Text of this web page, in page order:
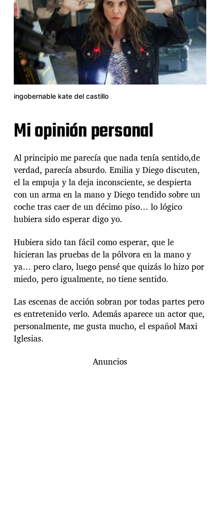
ingobernable kate del castillo
Mi opinión personal
Al principio me parecía que nada tenía sentido,de
verdad, parecía absurdo. Emilia y Diego discuten,
el la empuja y la deja inconsciente, se despierta
con un arma en la mano y Diego tendido sobre un
coche tras caer de un décimo piso… lo lógico
hubiera sido esperar digo yo.
Hubiera sido tan fácil como esperar, que le
hicieran las pruebas de la pólvora en la mano y
ya… pero claro, luego pensé que quizás lo hizo por
miedo, pero igualmente, no tiene sentido.
Las escenas de acción sobran por todas partes pero
es entretenido verlo. Además aparece un actor que,
personalmente, me gusta mucho, el español Maxi
Iglesias.
Anuncios